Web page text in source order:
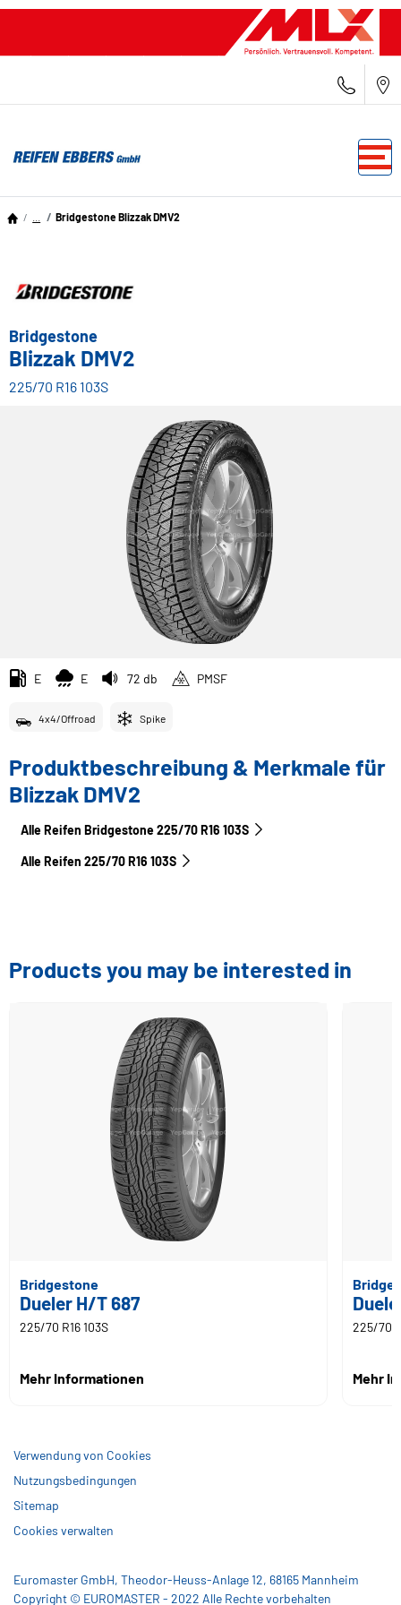
Bridgestone Blizzak DMV2
Bridgestone
Blizzak DMV2
225/70 R16 103S
E E 72 db PMSF
4x4/Offroad Spike
Produktbeschreibung & Merkmale für
Blizzak DMV2
Alle Reifen Bridgestone 225/70 R16 103S
Alle Reifen‎ 225/70 R16 103S
Products you may be interested in
Bridgestone
Dueler H/T 687
225/70 R16 103S
Mehr Informationen
225/70
Mehr
Verwendung von Cookies
Nutzungsbedingungen
Sitemap
Cookies verwalten
Euromaster GmbH, Theodor-Heuss-Anlage 12, 68165 Mannheim
Copyright © EUROMASTER - 2022 Alle Rechte vorbehalten